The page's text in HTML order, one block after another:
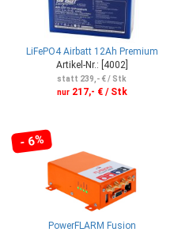
LiFePO4 Airbatt 12Ah Premium
Artikel-Nr.: [4002]
statt 239,- € / Stk
nur217,- € / Stk
- 6%
PowerFLARM Fusion